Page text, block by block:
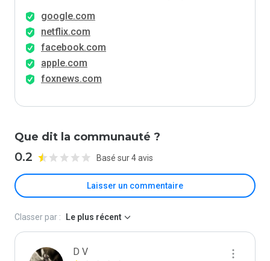
google.com
netflix.com
facebook.com
apple.com
foxnews.com
Que dit la communauté ?
0.2 Basé sur 4 avis
Laisser un commentaire
Classer par : Le plus récent
D V